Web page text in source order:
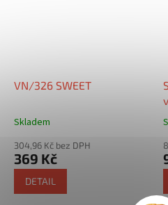
VN/326 SWEET
Skladem
304,96 Kč bez DPH
369 Kč
DETAIL